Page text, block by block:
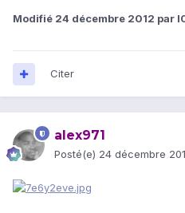
Modifié 24 décembre 2012 par
Citer
alex971
Posté(e) 24 décembre